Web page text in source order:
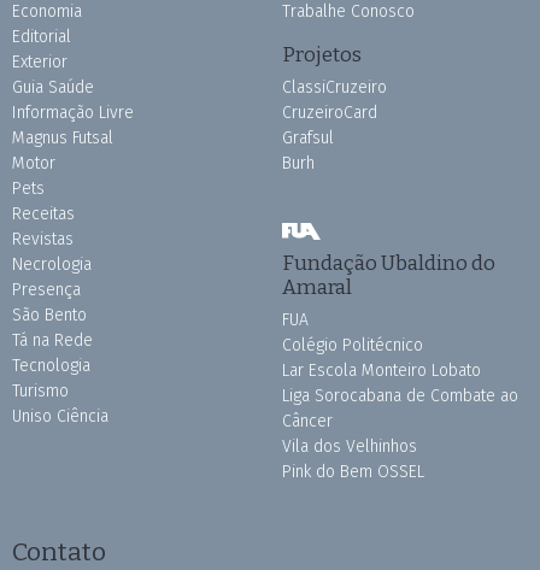
Economia
Editorial
Exterior
Guia Saúde
Informação Livre
Magnus Futsal
Motor
Pets
Receitas
Revistas
Necrologia
Presença
São Bento
Tá na Rede
Tecnologia
Turismo
Uniso Ciência
Trabalhe Conosco
Projetos
ClassiCruzeiro
CruzeiroCard
Grafsul
Burh
Fundação Ubaldino do
Amaral
FUA
Colégio Politécnico
Lar Escola Monteiro Lobato
Liga Sorocabana de Combate ao
Câncer
Vila dos Velhinhos
Pink do Bem OSSEL
Contato